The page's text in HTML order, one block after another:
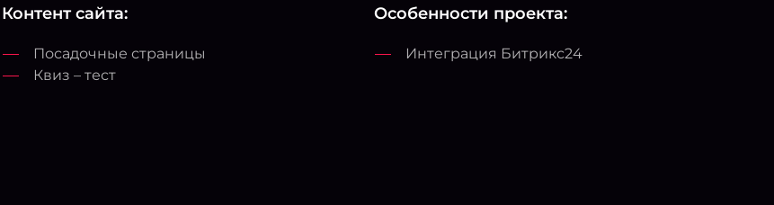
Контент сайта:
Посадочные страницы
Квиз – тест
Особенности проекта:
Интеграция Битрикс24